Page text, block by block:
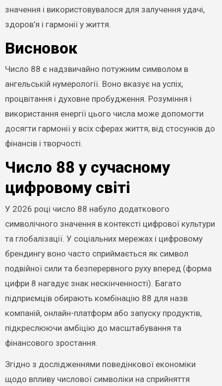
значення і використовувалося для залучення удачі,
здоров’я і гармонії у життя.
Висновок
Число 88 є надзвичайно потужним символом в
ангельській нумерології. Воно вказує на успіх,
процвітання і духовне пробудження. Розуміння і
використання енергії цього числа може допомогти
досягти гармонії у всіх сферах життя, від стосунків до
фінансів і творчості.
Число 88 у сучасному
цифровому світі
У 2026 році число 88 набуло додаткового
символічного значення в контексті цифрової культури
та глобалізації. У соціальних мережах і цифровому
брендингу воно часто сприймається як символ
подвійної сили та безперервного руху вперед (форма
цифри 8 нагадує знак нескінченності). Багато
підприємців обирають комбінацію 88 для назв
компаній, онлайн-платформ або запуску продуктів,
підкреслюючи амбіцію до масштабування та
фінансового зростання.
Згідно з дослідженнями поведінкової економіки
щодо впливу числової символіки на сприйняття